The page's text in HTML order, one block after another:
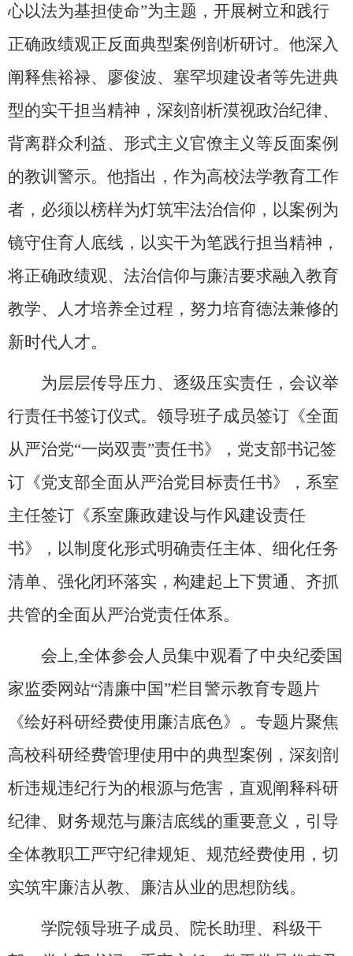
心以法为基担使命”为主题，开展树立和践行
正确政绩观正反面典型案例剖析研讨。他深入
阐释焦裕禄、廖俊波、塞罕坝建设者等先进典
型的实干担当精神，深刻剖析漠视政治纪律、
背离群众利益、形式主义官僚主义等反面案例
的教训警示。他指出，作为高校法学教育工作
者，必须以榜样为灯筑牢法治信仰，以案例为
镜守住育人底线，以实干为笔践行担当精神，
将正确政绩观、法治信仰与廉洁要求融入教育
教学、人才培养全过程，努力培育德法兼修的
新时代人才。
为层层传导压力、逐级压实责任，会议举
行责任书签订仪式。领导班子成员签订《全面
从严治党“一岗双责”责任书》，党支部书记签
订《党支部全面从严治党目标责任书》，系室
主任签订《系室廉政建设与作风建设责任
书》，以制度化形式明确责任主体、细化任务
清单、强化闭环落实，构建起上下贯通、齐抓
共管的全面从严治党责任体系。
会上,全体参会人员集中观看了中央纪委国
家监委网站“清廉中国”栏目警示教育专题片
《绘好科研经费使用廉洁底色》。专题片聚焦
高校科研经费管理使用中的典型案例，深刻剖
析违规违纪行为的根源与危害，直观阐释科研
纪律、财务规范与廉洁底线的重要意义，引导
全体教职工严守纪律规矩、规范经费使用，切
实筑牢廉洁从教、廉洁从业的思想防线。
学院领导班子成员、院长助理、科级干